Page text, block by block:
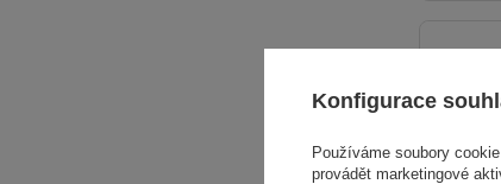
Konfigurace
Používáme soubory
provádět marketingové